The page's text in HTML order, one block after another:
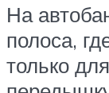
На
полоса,
только